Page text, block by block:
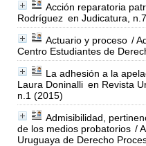
Acción reparatoria
Rodríguez en Judicatura,
Actuario y proceso /
Centro Estudiantes de
La adhesión a la
Laura Doninalli en Revista
n.1 (2015)
Admisibilidad,
de los medios probatorios /
Uruguaya de Derecho